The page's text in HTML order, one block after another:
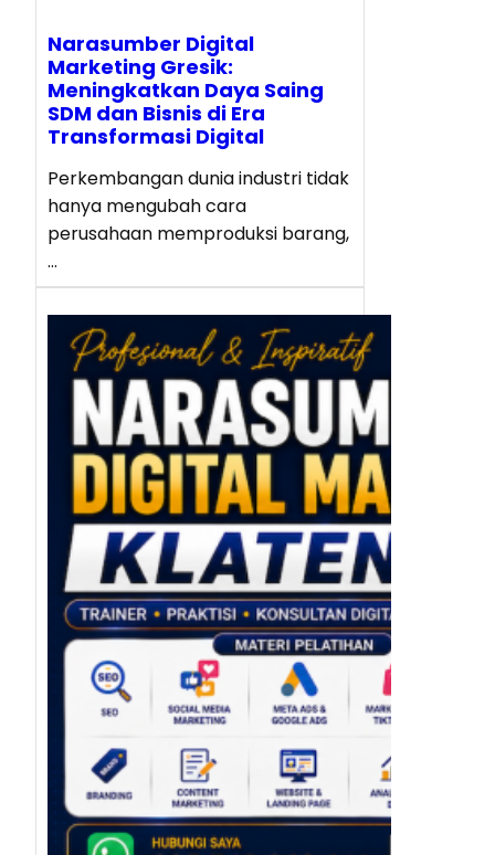
Narasumber Digital
Marketing Gresik:
Meningkatkan Daya Saing
SDM dan Bisnis di Era
Transformasi Digital
Perkembangan dunia industri tidak
hanya mengubah cara
perusahaan memproduksi barang,
…